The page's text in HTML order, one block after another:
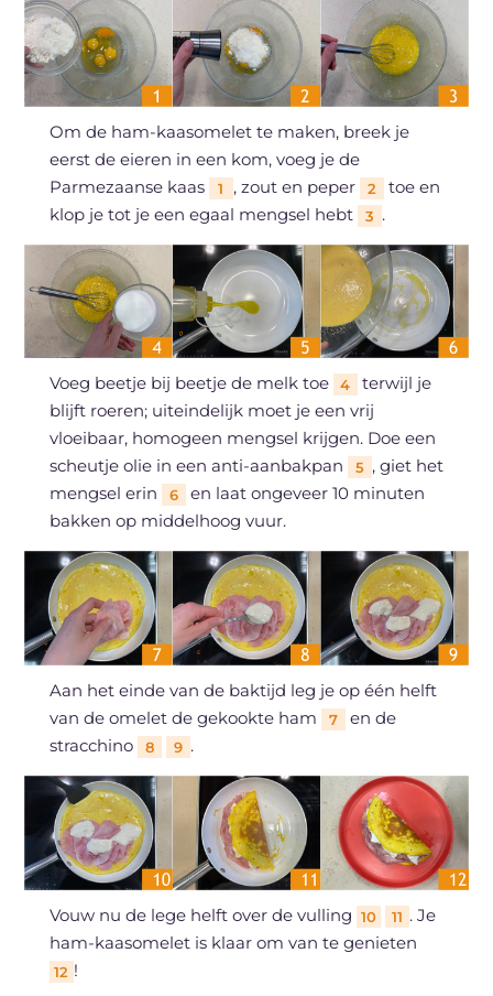
Om de ham-kaasomelet te maken, breek je
eerst de eieren in een kom, voeg je de
Parmezaanse kaas
1 , zout en peper 2
toe en
klop je tot je een egaal mengsel hebt
3 .
Voeg beetje bij beetje de melk toe 4
terwijl je
blijft roeren; uiteindelijk moet je een vrij
vloeibaar, homogeen mengsel krijgen. Doe een
scheutje olie in een anti-aanbakpan
5 , giet het
mengsel erin
6
en laat ongeveer 10 minuten
bakken op middelhoog vuur.
Aan het einde van de baktijd leg je op één helft
van de omelet de gekookte ham
7
en de
stracchino
8 9 .
Vouw nu de lege helft over de vulling 10 11 . Je
ham-kaasomelet is klaar om van te genieten
12 !